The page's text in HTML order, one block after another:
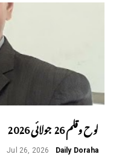
لوح وقلم 26 جولائی 2026
Daily Doraha
Jul 26, 2026